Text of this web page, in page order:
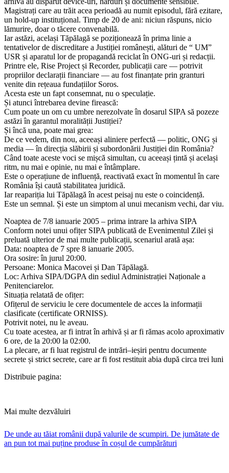
Magistrați care au trăit acea perioadă au numit episodul, fără ezitare,
un hold-up instituțional. Timp de 20 de ani: niciun răspuns, nicio
lămurire, doar o tăcere convenabilă.
Iar astăzi, același Tăpălagă se poziționează în prima linie a
tentativelor de discreditare a Justiției românești, alături de “ UM”
USR și aparatul lor de propagandă reciclat în ONG-uri și redacții.
Printre ele, Rise Project și Recorder, publicații care — potrivit
propriilor declarații financiare — au fost finanțate prin granturi
venite din rețeaua fundațiilor Soros.
Acesta este un fapt consemnat, nu o speculație.
Și atunci întrebarea devine firească:
Cum poate un om cu umbre nerezolvate în dosarul SIPA să pozeze
astăzi în garantul moralității Justiției?
Și încă una, poate mai grea:
De ce vedem, din nou, aceeași aliniere perfectă — politic, ONG și
media — în direcția slăbirii și subordonării Justiției din România?
Când toate aceste voci se mișcă simultan, cu aceeași țintă și același
ritm, nu mai e opinie, nu mai e întâmplare.
Este o operațiune de influență, reactivată exact în momentul în care
România își caută stabilitatea juridică.
Iar reapariția lui Tăpălagă în acest peisaj nu este o coincidență.
Este un semnal. Și este un simptom al unui mecanism vechi, dar viu.
Noaptea de 7/8 ianuarie 2005 – prima intrare la arhiva SIPA
Conform notei unui ofițer SIPA publicată de Evenimentul Zilei și
preluată ulterior de mai multe publicații, scenariul arată așa:
Data: noaptea de 7 spre 8 ianuarie 2005.
Ora sosire: în jurul 20:00.
Persoane: Monica Macovei și Dan Tăpălagă.
Loc: Arhiva SIPA/DGPA din sediul Administrației Naționale a
Penitenciarelor.
Situația relatată de ofițer:
Ofițerul de serviciu le cere documentele de acces la informații
clasificate (certificate ORNISS).
Potrivit notei, nu le aveau.
Cu toate acestea, ar fi intrat în arhivă și ar fi rămas acolo aproximativ
6 ore, de la 20:00 la 02:00.
La plecare, ar fi luat registrul de intrări–ieșiri pentru documente
secrete și strict secrete, care ar fi fost restituit abia după circa trei luni
Distribuie pagina:
Mai multe dezvăluiri
De unde au tăiat românii după valurile de scumpiri. De jumătate de
an pun tot mai puține produse în coșul de cumpărături